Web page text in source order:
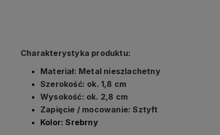
Charakterystyka produktu:
Materiał: Metal nieszlachetny
Szerokość: ok. 1,8 cm
Wysokość: ok. 2,8 cm
Zapięcie / mocowanie: Sztyft
Kolor: Srebrny